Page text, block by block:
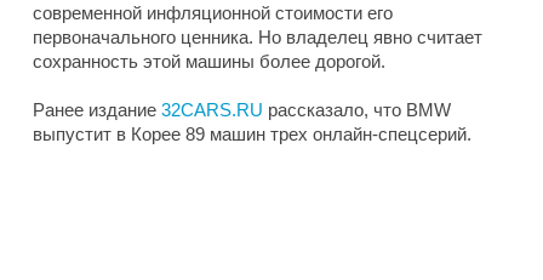
современной инфляционной стоимости его
первоначального ценника. Но владелец явно считает
сохранность этой машины более дорогой.
Ранее издание 32CARS.RU рассказало, что BMW
выпустит в Корее 89 машин трех онлайн-спецсерий.